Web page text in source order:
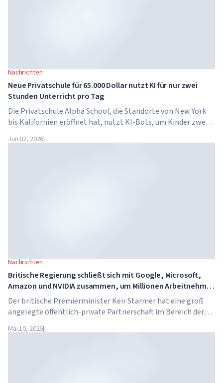
Nachrichten
Neue Privatschule für 65.000 Dollar nutzt KI für nur zwei
Stunden Unterricht pro Tag
Die Privatschule Alpha School, die Standorte von New York
bis Kalifornien eröffnet hat, nutzt KI-Bots, um Kinder zwei
Die Schule hat keine traditionellen Lehrer, keine
Jun 02, 2026|
Nachrichten
Britische Regierung schließt sich mit Google, Microsoft,
Amazon und NVIDIA zusammen, um Millionen Arbeitnehmer
in KI-Kompetenzen zu schulen
Der britische Premierminister Keir Starmer hat eine groß
angelegte öffentlich-private Partnerschaft im Bereich der
Amazon und NVIDIA starten gemeinsam mit der Regierung
Mai 10, 2026|